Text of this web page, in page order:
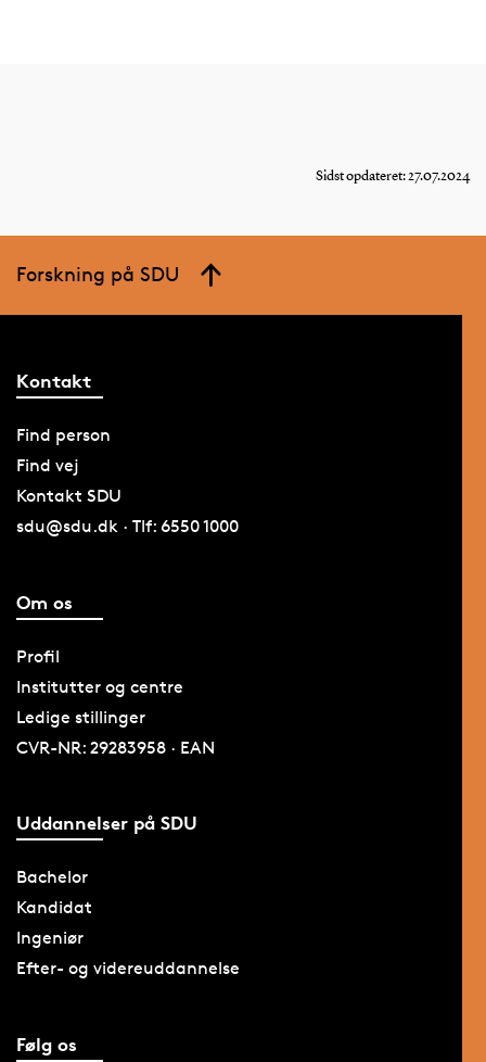
Sidst opdateret: 27.07.2024
Forskning på SDU
Kontakt
Find person
Find vej
Kontakt SDU
sdu@sdu.dk · Tlf: 6550 1000
Om os
Profil
Institutter og centre
Ledige stillinger
CVR-NR: 29283958 · EAN
Uddannelser på SDU
Bachelor
Kandidat
Ingeniør
Efter- og videreuddannelse
Følg os